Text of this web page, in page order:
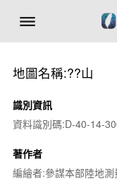
地圖名稱:??山
識別資訊
資料識別碼:D-40-14-
著作者
編繪者:參謀本部陸地測